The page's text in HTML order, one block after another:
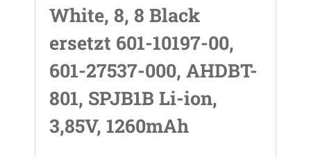
White, 8, 8 Black
ersetzt 601-10197-00,
601-27537-000, AHDBT-
801, SPJB1B Li-ion,
3,85V, 1260mAh